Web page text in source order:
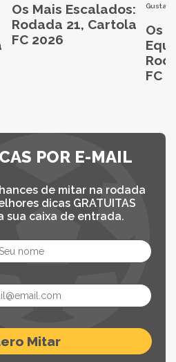
Os Mais Escalados:
Rodada 21, Cartola
FC 2026
Gustavo
Os
FC
POR E-MAIL
de mitar na rodada
dicas GRATUITAS
sua caixa de entrada.